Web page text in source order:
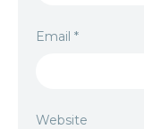
Email *
Website